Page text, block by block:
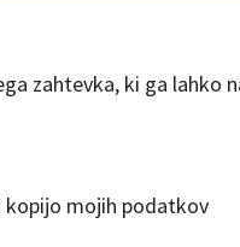
zahtevka, ki ga lahko
kopijo mojih podatkov